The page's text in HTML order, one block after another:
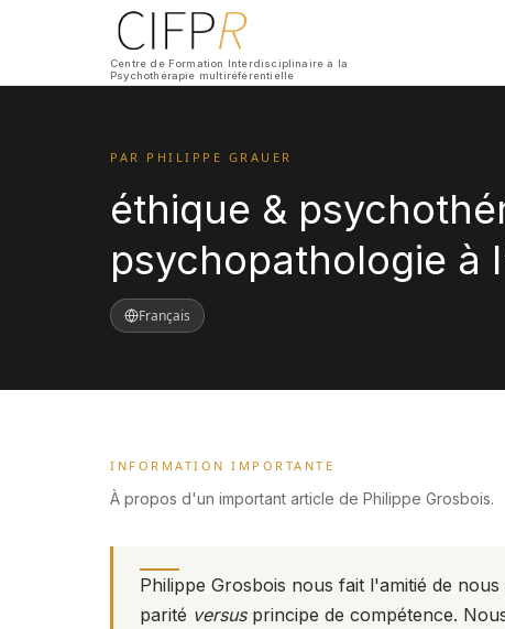
Centre de Formation Interdisciplinaire à la
Psychothérapie multiréférentielle
PAR PHILIPPE GRAUER
éthique &
psychopathologie à
Français
INFORMATION IMPORTANTE
À propos d'un important article de Philippe Grosbois.
Philippe Grosbois nous fait l'amitié de
parité versusprincipe de compétence.